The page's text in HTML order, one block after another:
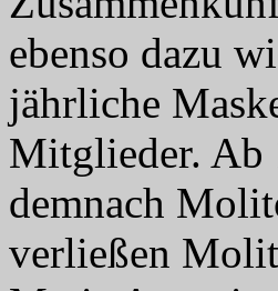
ebenso dazu
jährliche
Mitglieder. Ab
demnach
verließen